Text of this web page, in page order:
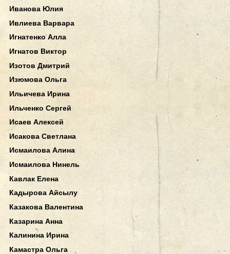
Иванова Юлия
Ивлиева Варвара
Игнатенко Алла
Игнатов Виктор
Изотов Дмитрий
Изюмова Ольга
Ильичева Ирина
Ильченко Сергей
Исаев Алексей
Исакова Светлана
Исмаилова Алина
Исмаилова Нинель
Кавлак Елена
Кадырова Айсылу
Казакова Валентина
Казарина Анна
Калинина Ирина
Камастра Ольга